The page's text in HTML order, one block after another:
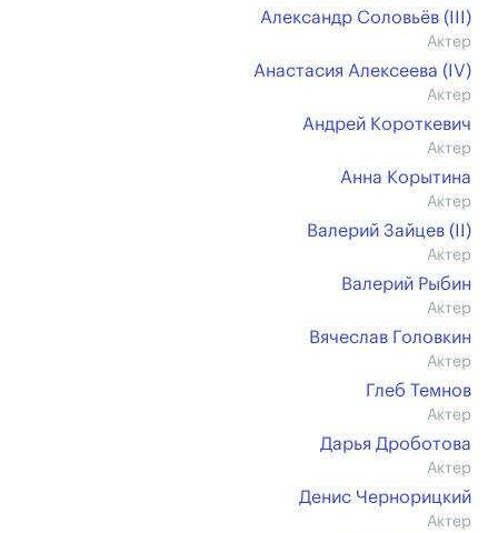
Александр Соловьёв (III)
Актер
Анастасия Алексеева (IV)
Актер
Андрей Короткевич
Актер
Анна Корытина
Актер
Валерий Зайцев (II)
Актер
Валерий Рыбин
Актер
Вячеслав Головкин
Актер
Глеб Темнов
Актер
Дарья Дроботова
Актер
Денис Чернорицкий
Актер